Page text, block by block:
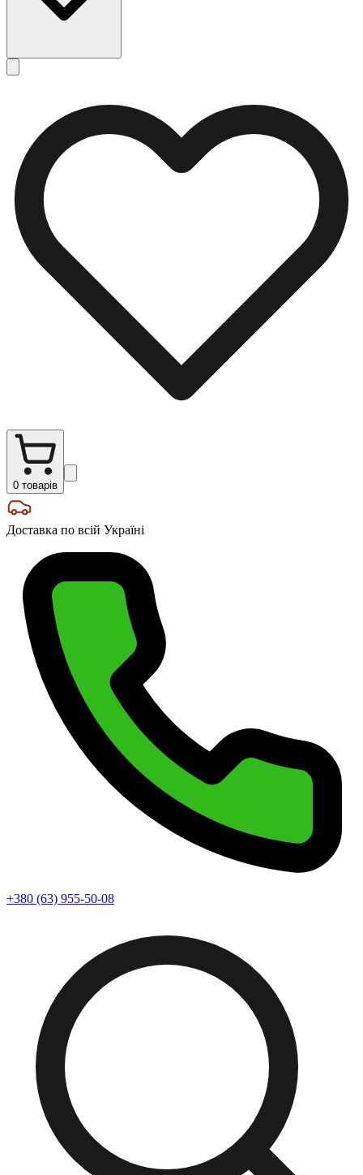
0 товарів
Доставка по всій Україні
+380 (63) 955-50-08